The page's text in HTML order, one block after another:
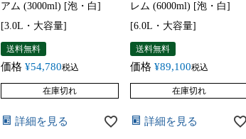
アム (3000ml) [泡・白]
[3.0L・大容量]
送料無料
価格 ¥54,780税込
在庫切れ
詳細を見る
レム (6000ml) [泡・白]
[6.0L・大容量]
送料無料
価格 ¥89,100税込
在庫切れ
詳細を見る